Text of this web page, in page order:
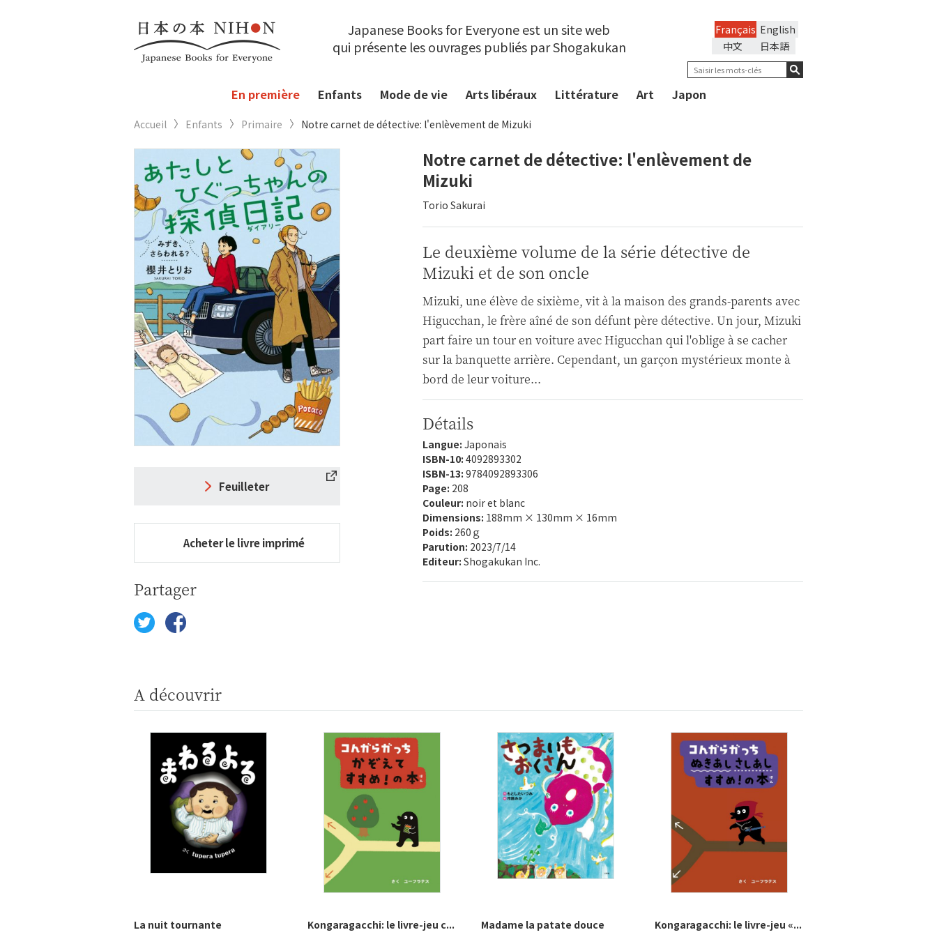
Japanese Books for Everyone est un site web
qui présente les ouvrages publiés par Shogakukan
English
Français
日本語
中文
En première Enfants Mode de vie Arts libéraux Littérature Art Japon
Accueil Enfants Primaire Notre carnet de détective: l'enlèvement de Mizuki
Notre carnet de détective: l'enlèvement de
Mizuki
Torio Sakurai
Le deuxième volume de la série détective de
Mizuki et de son oncle
Mizuki, une élève de sixième, vit à la maison des grands-parents avec
Higucchan, le frère aîné de son défunt père détective. Un jour, Mizuki
part faire un tour en voiture avec Higucchan qui l'oblige à se cacher
sur la banquette arrière. Cependant, un garçon mystérieux monte à
bord de leur voiture...
Détails
Langue: Japonais
ISBN-10: 4092893302
ISBN-13: 9784092893306
Page: 208
Couleur: noir et blanc
Dimensions: 188mm × 130mm × 16mm
Poids: 260ｇ
Parution: 2023/7/14
Editeur: Shogakukan Inc.
Feuilleter
Acheter le livre imprimé
Partager
A découvrir
La nuit tournante
Kongaragacchi: le livre-jeu c...
Madame la patate douce
Kongaragacchi: le livre-jeu «...